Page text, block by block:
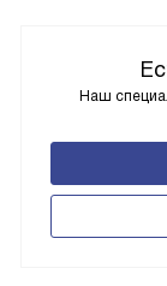
Наш